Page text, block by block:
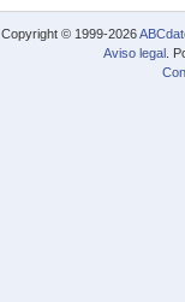
Copyright © 1999-2026
Aviso legal .